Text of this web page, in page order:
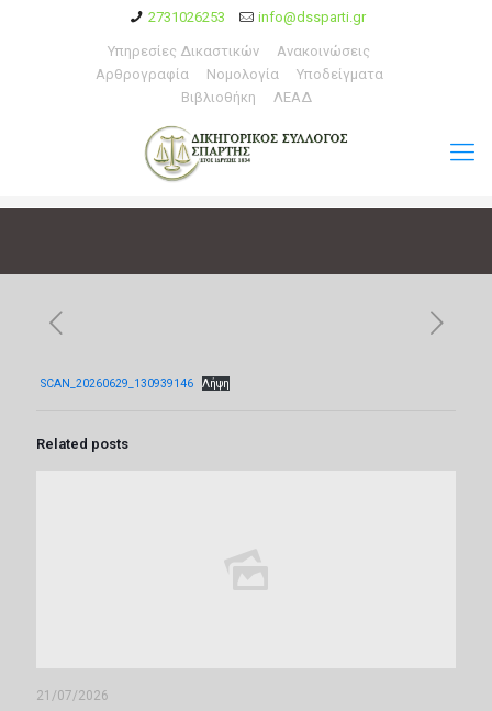
2731026253 info@dssparti.gr
Υπηρεσίες Δικαστικών
Ανακοινώσεις
Αρθρογραφία
Νομολογία
Υποδείγματα
Βιβλιοθήκη
ΛΕΑΔ
SCAN_20260629_130939146 Λήψη
Related posts
21/07/2026